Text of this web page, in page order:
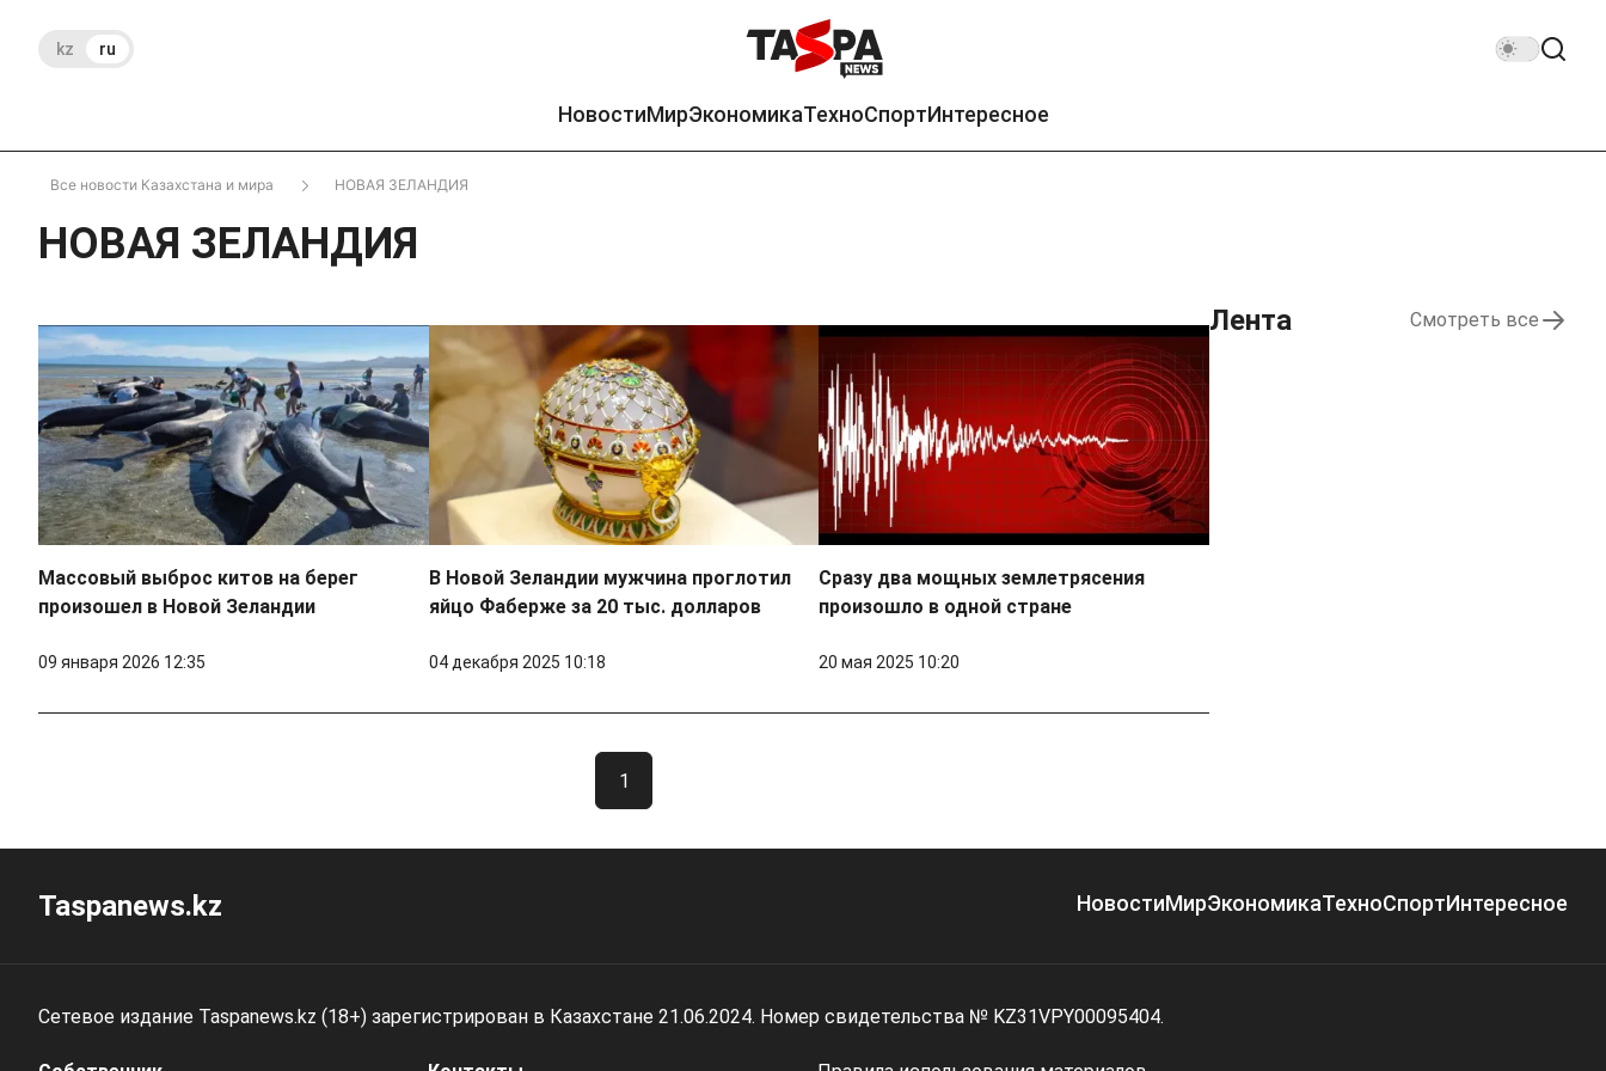
kz ru
НовостиМирЭкономикаТехноСпортИнтересное
Все новости Казахстана и мира НОВАЯ ЗЕЛАНДИЯ
НОВАЯ ЗЕЛАНДИЯ
Массовый выброс китов на берег
произошел в Новой Зеландии
09 января 2026 12:35
В Новой Зеландии мужчина проглотил
яйцо Фаберже за 20 тыс. долларов
04 декабря 2025 10:18
Сразу два мощных землетрясения
произошло в одной стране
20 мая 2025 10:20
1
Лента Смотреть все
Taspanews.kz НовостиМирЭкономикаТехноСпортИнтересное
Сетевое издание Taspanews.kz (18+) зарегистрирован в Казахстане 21.06.2024. Номер свидетельства № KZ31VPY00095404.